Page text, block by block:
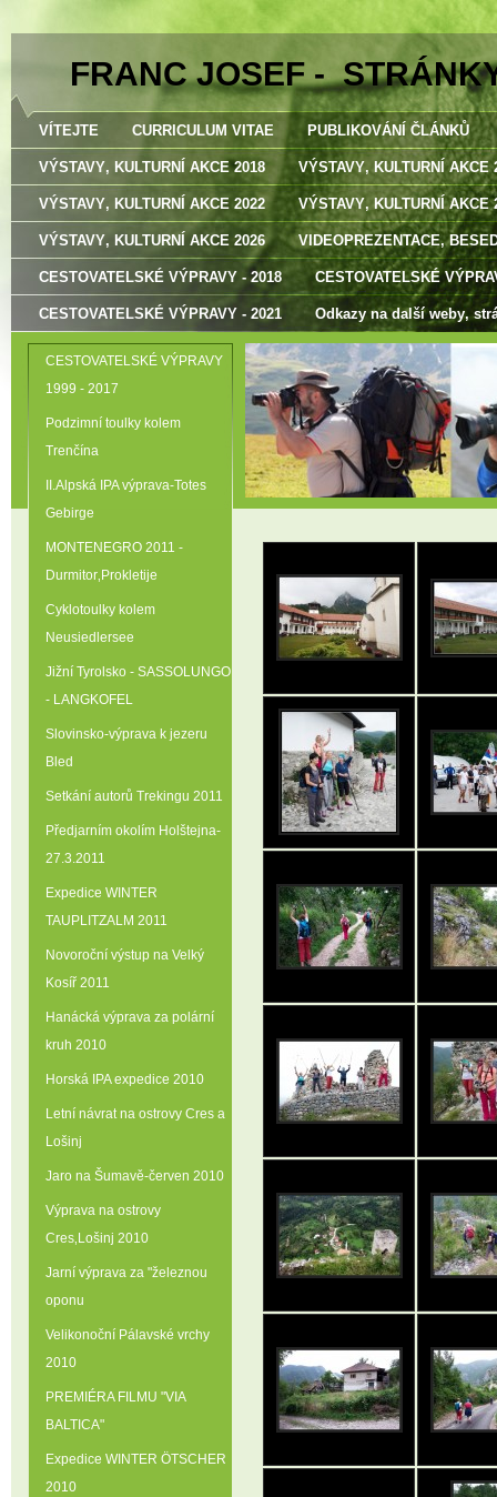
FRANC JOSEF -
VÍTEJTE CURRICULUM VITAE PUBLIKOVÁNÍ ČLÁNKŮ
VÝSTAVY‚ KULTURNÍ AKCE 2018 VÝSTAVY‚ KULTURNÍ AKCE
VÝSTAVY‚ KULTURNÍ AKCE 2022 VÝSTAVY‚ KULTURNÍ AKCE
VÝSTAVY‚ KULTURNÍ AKCE 2026 VIDEOPREZENTACE‚
CESTOVATELSKÉ VÝPRAVY - 2018 CESTOVATELSKÉ
CESTOVATELSKÉ VÝPRAVY - 2021 Odkazy na další weby‚
CESTOVATELSKÉ VÝPRAVY
1999 - 2017
Podzimní toulky kolem
Trenčína
II.Alpská IPA výprava-Totes
Gebirge
MONTENEGRO 2011 -
Durmitor‚Prokletije
Cyklotoulky kolem
Neusiedlersee
Jižní Tyrolsko - SASSOLUNGO
- LANGKOFEL
Slovinsko-výprava k jezeru
Bled
Setkání autorů Trekingu 2011
Předjarním okolím Holštejna-
27.3.2011
Expedice WINTER
TAUPLITZALM 2011
Novoroční výstup na Velký
Kosíř 2011
Hanácká výprava za polární
kruh 2010
Horská IPA expedice 2010
Letní návrat na ostrovy Cres a
Lošinj
Jaro na Šumavě-červen 2010
Výprava na ostrovy
Cres‚Lošinj 2010
Jarní výprava za "železnou
oponu
Velikonoční Pálavské vrchy
2010
PREMIÉRA FILMU "VIA
BALTICA"
Expedice WINTER ÖTSCHER
2010